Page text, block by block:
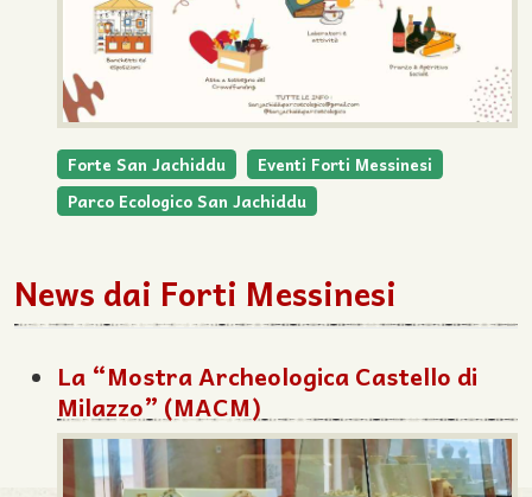
Forte San Jachiddu
Eventi Forti Messinesi
Parco Ecologico San Jachiddu
News dai Forti Messinesi
La “Mostra Archeologica Castello di
Milazzo” (MACM)